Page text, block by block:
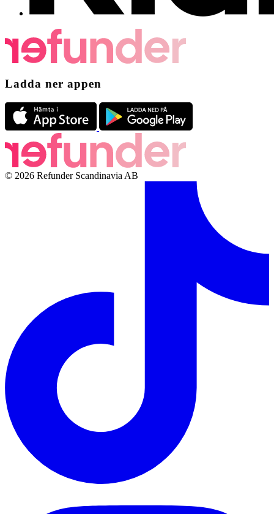
Ladda ner appen
© 2026 Refunder Scandinavia AB